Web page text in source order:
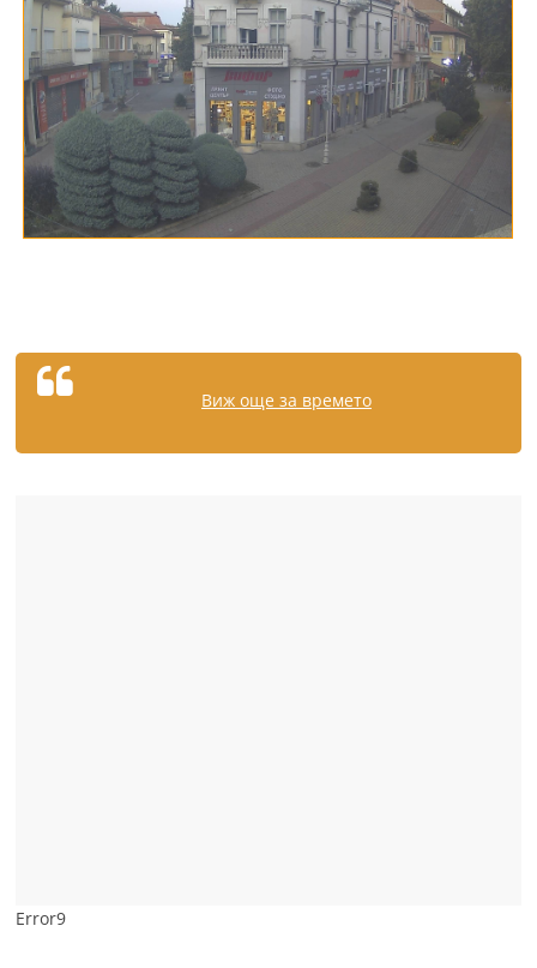
Виж още за времето
Error9